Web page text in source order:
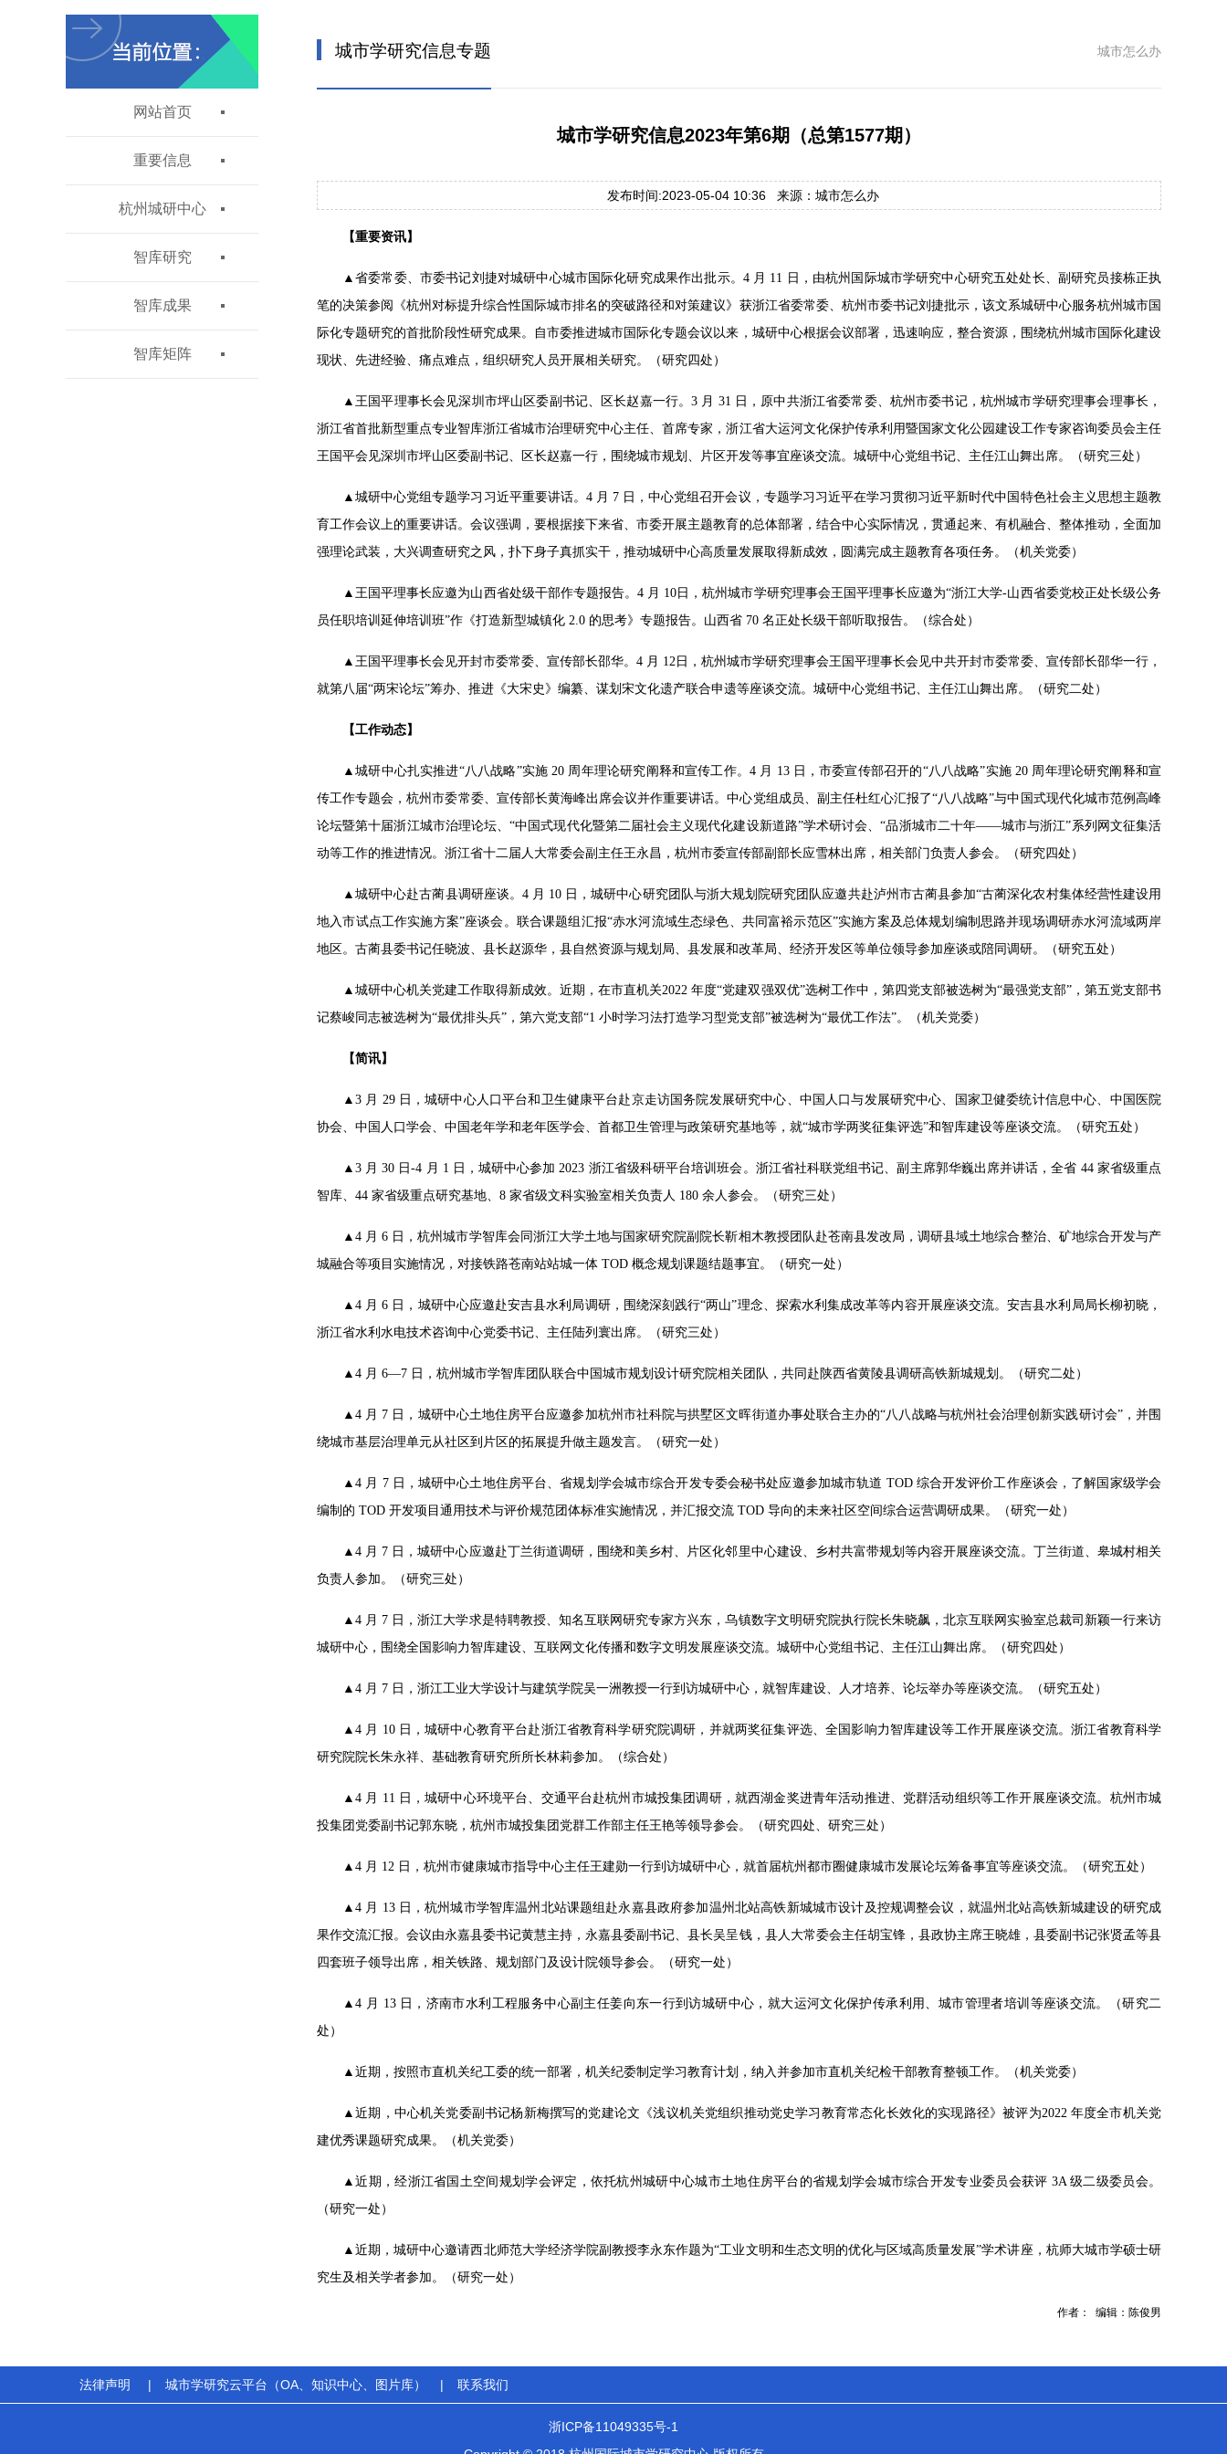
网站首页
重要信息
杭州城研中心
智库研究
智库成果
智库矩阵
城市学研究信息专题 城市怎么办
城市学研究信息2023年第6期（总第1577期）
发布时间:2023-05-04 10:36 来源：城市怎么办
【重要资讯】
▲省委常委、市委书记刘捷对城研中心城市国际化研究成果作出批示。4 月 11 日，由杭州国际城市学研究中心研究五处处长、副研究员接栋正执
笔的决策参阅《杭州对标提升综合性国际城市排名的突破路径和对策建议》获浙江省委常委、杭州市委书记刘捷批示，该文系城研中心服务杭州城市国
际化专题研究的首批阶段性研究成果。自市委推进城市国际化专题会议以来，城研中心根据会议部署，迅速响应，整合资源，围绕杭州城市国际化建设
现状、先进经验、痛点难点，组织研究人员开展相关研究。（研究四处）
▲王国平理事长会见深圳市坪山区委副书记、区长赵嘉一行。3 月 31 日，原中共浙江省委常委、杭州市委书记，杭州城市学研究理事会理事长，
浙江省首批新型重点专业智库浙江省城市治理研究中心主任、首席专家，浙江省大运河文化保护传承利用暨国家文化公园建设工作专家咨询委员会主任
王国平会见深圳市坪山区委副书记、区长赵嘉一行，围绕城市规划、片区开发等事宜座谈交流。城研中心党组书记、主任江山舞出席。（研究三处）
▲城研中心党组专题学习习近平重要讲话。4 月 7 日，中心党组召开会议，专题学习习近平在学习贯彻习近平新时代中国特色社会主义思想主题教
育工作会议上的重要讲话。会议强调，要根据接下来省、市委开展主题教育的总体部署，结合中心实际情况，贯通起来、有机融合、整体推动，全面加
强理论武装，大兴调查研究之风，扑下身子真抓实干，推动城研中心高质量发展取得新成效，圆满完成主题教育各项任务。（机关党委）
▲王国平理事长应邀为山西省处级干部作专题报告。4 月 10日，杭州城市学研究理事会王国平理事长应邀为“浙江大学-山西省委党校正处长级公务
员任职培训延伸培训班”作《打造新型城镇化 2.0 的思考》专题报告。山西省 70 名正处长级干部听取报告。（综合处）
▲王国平理事长会见开封市委常委、宣传部长邵华。4 月 12日，杭州城市学研究理事会王国平理事长会见中共开封市委常委、宣传部长邵华一行，
就第八届“两宋论坛”筹办、推进《大宋史》编纂、谋划宋文化遗产联合申遗等座谈交流。城研中心党组书记、主任江山舞出席。（研究二处）
【工作动态】
▲城研中心扎实推进“八八战略”实施 20 周年理论研究阐释和宣传工作。4 月 13 日，市委宣传部召开的“八八战略”实施 20 周年理论研究阐释和宣
传工作专题会，杭州市委常委、宣传部长黄海峰出席会议并作重要讲话。中心党组成员、副主任杜红心汇报了“八八战略”与中国式现代化城市范例高峰
论坛暨第十届浙江城市治理论坛、“中国式现代化暨第二届社会主义现代化建设新道路”学术研讨会、“品浙城市二十年——城市与浙江”系列网文征集活
动等工作的推进情况。浙江省十二届人大常委会副主任王永昌，杭州市委宣传部副部长应雪林出席，相关部门负责人参会。（研究四处）
▲城研中心赴古蔺县调研座谈。4 月 10 日，城研中心研究团队与浙大规划院研究团队应邀共赴泸州市古蔺县参加“古蔺深化农村集体经营性建设用
地入市试点工作实施方案”座谈会。联合课题组汇报“赤水河流域生态绿色、共同富裕示范区”实施方案及总体规划编制思路并现场调研赤水河流域两岸
地区。古蔺县委书记任晓波、县长赵源华，县自然资源与规划局、县发展和改革局、经济开发区等单位领导参加座谈或陪同调研。（研究五处）
▲城研中心机关党建工作取得新成效。近期，在市直机关2022 年度“党建双强双优”选树工作中，第四党支部被选树为“最强党支部”，第五党支部书
记蔡峻同志被选树为“最优排头兵”，第六党支部“1 小时学习法打造学习型党支部”被选树为“最优工作法”。（机关党委）
【简讯】
▲3 月 29 日，城研中心人口平台和卫生健康平台赴京走访国务院发展研究中心、中国人口与发展研究中心、国家卫健委统计信息中心、中国医院
协会、中国人口学会、中国老年学和老年医学会、首都卫生管理与政策研究基地等，就“城市学两奖征集评选”和智库建设等座谈交流。（研究五处）
▲3 月 30 日-4 月 1 日，城研中心参加 2023 浙江省级科研平台培训班会。浙江省社科联党组书记、副主席郭华巍出席并讲话，全省 44 家省级重点
智库、44 家省级重点研究基地、8 家省级文科实验室相关负责人 180 余人参会。（研究三处）
▲4 月 6 日，杭州城市学智库会同浙江大学土地与国家研究院副院长靳相木教授团队赴苍南县发改局，调研县域土地综合整治、矿地综合开发与产
城融合等项目实施情况，对接铁路苍南站站城一体 TOD 概念规划课题结题事宜。（研究一处）
▲4 月 6 日，城研中心应邀赴安吉县水利局调研，围绕深刻践行“两山”理念、探索水利集成改革等内容开展座谈交流。安吉县水利局局长柳初晓，
浙江省水利水电技术咨询中心党委书记、主任陆列寰出席。（研究三处）
▲4 月 6—7 日，杭州城市学智库团队联合中国城市规划设计研究院相关团队，共同赴陕西省黄陵县调研高铁新城规划。（研究二处）
▲4 月 7 日，城研中心土地住房平台应邀参加杭州市社科院与拱墅区文晖街道办事处联合主办的“八八战略与杭州社会治理创新实践研讨会”，并围
绕城市基层治理单元从社区到片区的拓展提升做主题发言。（研究一处）
▲4 月 7 日，城研中心土地住房平台、省规划学会城市综合开发专委会秘书处应邀参加城市轨道 TOD 综合开发评价工作座谈会，了解国家级学会
编制的 TOD 开发项目通用技术与评价规范团体标准实施情况，并汇报交流 TOD 导向的未来社区空间综合运营调研成果。（研究一处）
▲4 月 7 日，城研中心应邀赴丁兰街道调研，围绕和美乡村、片区化邻里中心建设、乡村共富带规划等内容开展座谈交流。丁兰街道、皋城村相关
负责人参加。（研究三处）
▲4 月 7 日，浙江大学求是特聘教授、知名互联网研究专家方兴东，乌镇数字文明研究院执行院长朱晓飙，北京互联网实验室总裁司新颖一行来访
城研中心，围绕全国影响力智库建设、互联网文化传播和数字文明发展座谈交流。城研中心党组书记、主任江山舞出席。（研究四处）
▲4 月 7 日，浙江工业大学设计与建筑学院吴一洲教授一行到访城研中心，就智库建设、人才培养、论坛举办等座谈交流。（研究五处）
▲4 月 10 日，城研中心教育平台赴浙江省教育科学研究院调研，并就两奖征集评选、全国影响力智库建设等工作开展座谈交流。浙江省教育科学
研究院院长朱永祥、基础教育研究所所长林莉参加。（综合处）
▲4 月 11 日，城研中心环境平台、交通平台赴杭州市城投集团调研，就西湖金奖进青年活动推进、党群活动组织等工作开展座谈交流。杭州市城
投集团党委副书记郭东晓，杭州市城投集团党群工作部主任王艳等领导参会。（研究四处、研究三处）
▲4 月 12 日，杭州市健康城市指导中心主任王建勋一行到访城研中心，就首届杭州都市圈健康城市发展论坛筹备事宜等座谈交流。（研究五处）
▲4 月 13 日，杭州城市学智库温州北站课题组赴永嘉县政府参加温州北站高铁新城城市设计及控规调整会议，就温州北站高铁新城建设的研究成
果作交流汇报。会议由永嘉县委书记黄慧主持，永嘉县委副书记、县长吴呈钱，县人大常委会主任胡宝锋，县政协主席王晓雄，县委副书记张贤孟等县
四套班子领导出席，相关铁路、规划部门及设计院领导参会。（研究一处）
▲4 月 13 日，济南市水利工程服务中心副主任姜向东一行到访城研中心，就大运河文化保护传承利用、城市管理者培训等座谈交流。（研究二
处）
▲近期，按照市直机关纪工委的统一部署，机关纪委制定学习教育计划，纳入并参加市直机关纪检干部教育整顿工作。（机关党委）
▲近期，中心机关党委副书记杨新梅撰写的党建论文《浅议机关党组织推动党史学习教育常态化长效化的实现路径》被评为2022 年度全市机关党
建优秀课题研究成果。（机关党委）
▲近期，经浙江省国土空间规划学会评定，依托杭州城研中心城市土地住房平台的省规划学会城市综合开发专业委员会获评 3A 级二级委员会。
（研究一处）
▲近期，城研中心邀请西北师范大学经济学院副教授李永东作题为“工业文明和生态文明的优化与区域高质量发展”学术讲座，杭师大城市学硕士研
究生及相关学者参加。（研究一处）
作者： 编辑：陈俊男
法律声明 | 城市学研究云平台（OA、知识中心、图片库） | 联系我们
浙ICP备11049335号-1